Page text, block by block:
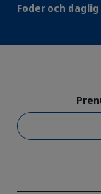
Foder och